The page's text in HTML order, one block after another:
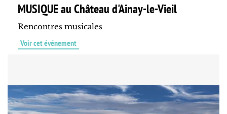
MUSIQUE au Château d'Ainay-le-Vieil
Rencontres musicales
Voir cet événement